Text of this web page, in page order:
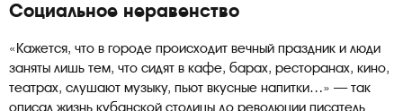
Социальное неравенство
«Кажется, что в городе происходит вечный праздник и люди
заняты лишь тем, что сидят в кафе, барах, ресторанах, кино,
театрах, слушают музыку, пьют вкусные напитки…» — так
описал жизнь кубанской столицы до революции писатель